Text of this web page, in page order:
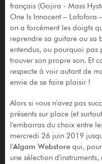
français (Gojira - Mass
One Is Innocent – Lofofora
on a forcément les doigts
reprendre sa guitare ou sa
entendus, ou pourquoi pas
trouver son propre son. Et
respecte à voir autant de
envie de se faire plaisir !
Alors si vous n'avez pas
présents sur place (et
l'embarras du choix entre
mercredi 26 juin 2019
l'Algam Webstorequi, pour
une sélection